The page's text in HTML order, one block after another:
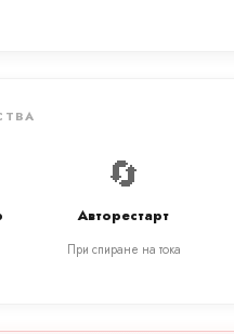
🔄
Авторестарт
При спиране на тока